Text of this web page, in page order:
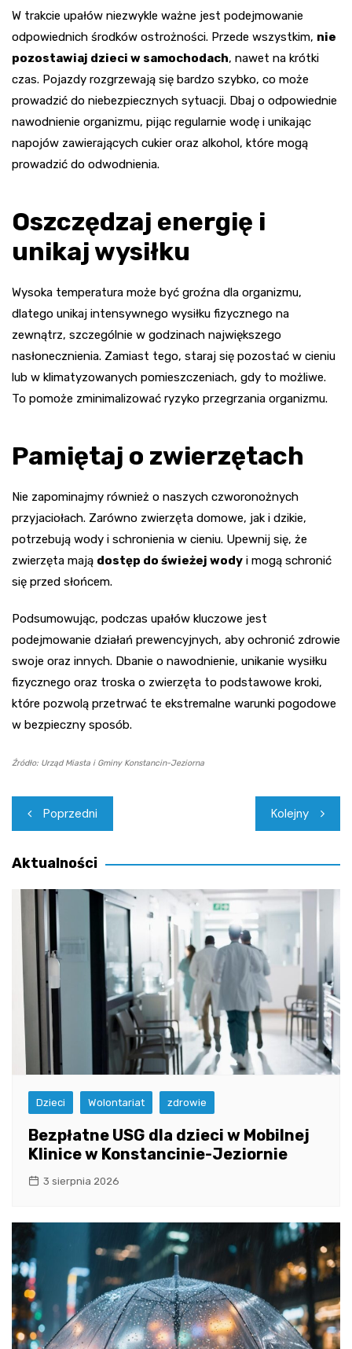
W trakcie upałów niezwykle ważne jest podejmowanie
odpowiednich środków ostrożności. Przede wszystkim, nie
pozostawiaj dzieci w samochodach, nawet na krótki
czas. Pojazdy rozgrzewają się bardzo szybko, co może
prowadzić do niebezpiecznych sytuacji. Dbaj o odpowiednie
nawodnienie organizmu, pijąc regularnie wodę i unikając
napojów zawierających cukier oraz alkohol, które mogą
prowadzić do odwodnienia.
Oszczędzaj energię i
unikaj wysiłku
Wysoka temperatura może być groźna dla organizmu,
dlatego unikaj intensywnego wysiłku fizycznego na
zewnątrz, szczególnie w godzinach największego
nasłonecznienia. Zamiast tego, staraj się pozostać w cieniu
lub w klimatyzowanych pomieszczeniach, gdy to możliwe.
To pomoże zminimalizować ryzyko przegrzania organizmu.
Pamiętaj o zwierzętach
Nie zapominajmy również o naszych czworonożnych
przyjaciołach. Zarówno zwierzęta domowe, jak i dzikie,
potrzebują wody i schronienia w cieniu. Upewnij się, że
zwierzęta mają dostęp do świeżej wody i mogą schronić
się przed słońcem.
Podsumowując, podczas upałów kluczowe jest
podejmowanie działań prewencyjnych, aby ochronić zdrowie
swoje oraz innych. Dbanie o nawodnienie, unikanie wysiłku
fizycznego oraz troska o zwierzęta to podstawowe kroki,
które pozwolą przetrwać te ekstremalne warunki pogodowe
w bezpieczny sposób.
Źródło: Urząd Miasta i Gminy Konstancin-Jeziorna
Nawigacja
wpisu
Poprzedni Kolejny
Aktualności
Dzieci Wolontariat zdrowie
Bezpłatne USG dla dzieci w Mobilnej
Klinice w Konstancinie-Jeziornie
3 sierpnia 2026